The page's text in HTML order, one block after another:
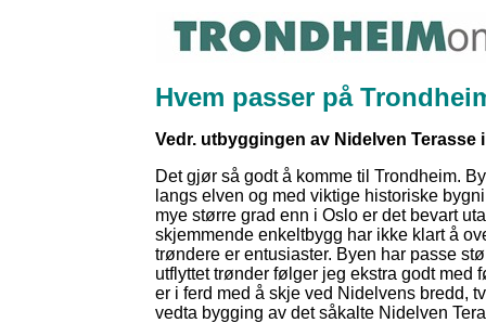
Hvem passer på
Vedr. utbyggingen av Nidelven Terasse
Det gjør så godt å komme til Trondheim.
langs elven og med viktige historiske
mye større grad enn i Oslo er det bevart
skjemmende enkeltbygg har ikke klart å
trøndere er entusiaster. Byen har passe
utflyttet trønder følger jeg ekstra godt med
er i ferd med å skje ved Nidelvens bredd,
vedta bygging av det såkalte Nidelven